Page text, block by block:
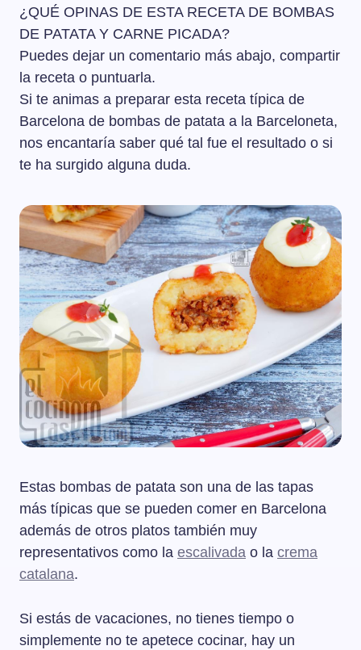
¿QUÉ OPINAS DE ESTA RECETA DE BOMBAS
DE PATATA Y CARNE PICADA?
Puedes dejar un comentario más abajo, compartir
la receta o puntuarla.
Si te animas a preparar esta receta típica de
Barcelona de bombas de patata a la Barceloneta,
nos encantaría saber qué tal fue el resultado o si
te ha surgido alguna duda.
Estas bombas de patata son una de las tapas
más típicas que se pueden comer en Barcelona
además de otros platos también muy
representativos como la escalivada o la crema
catalana.
Si estás de vacaciones, no tienes tiempo o
simplemente no te apetece cocinar, hay un